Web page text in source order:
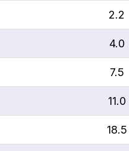
2.2
4.0
7.5
11.0
18.5